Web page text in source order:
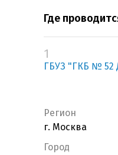
Где
1
ГБУЗ "ГКБ № 52
Регион
г. Москва
Город